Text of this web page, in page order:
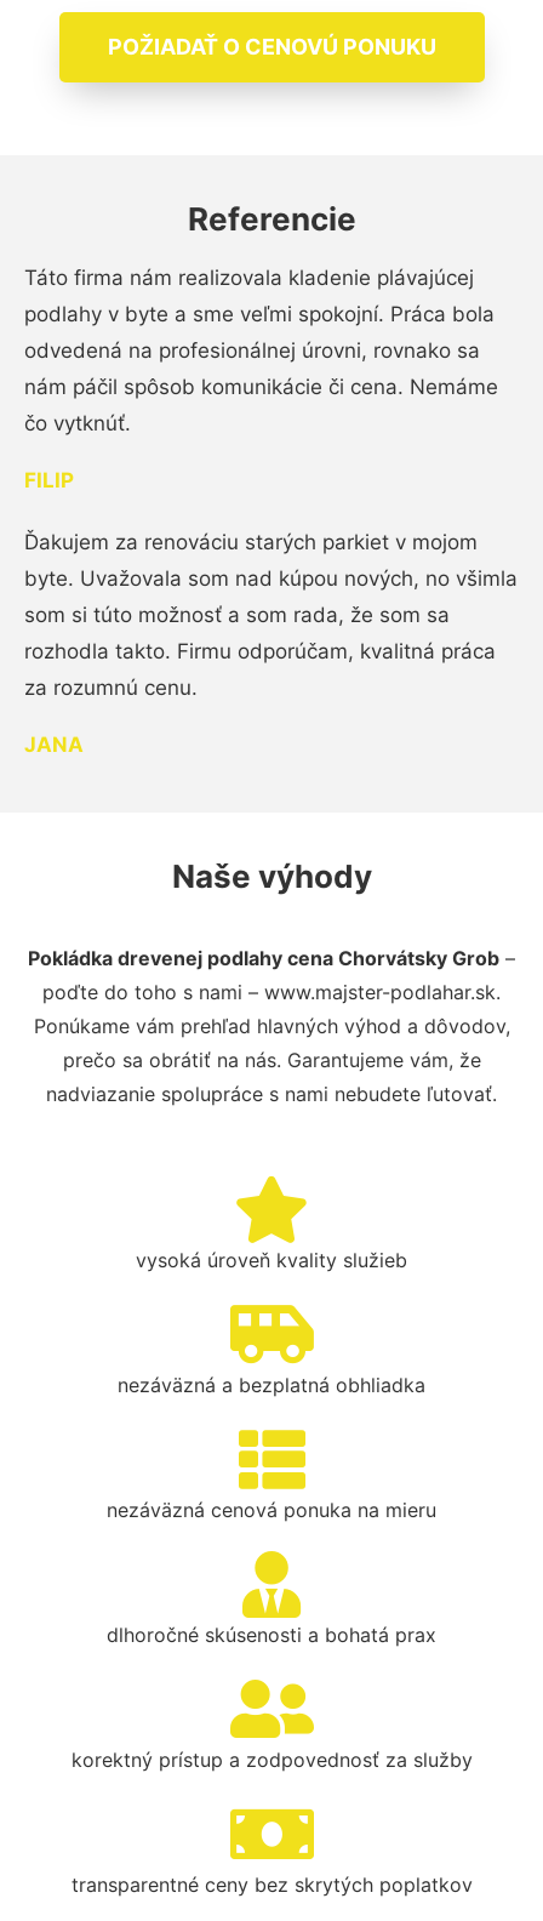
POŽIADAŤ O CENOVÚ PONUKU
Referencie
Táto firma nám realizovala kladenie plávajúcej
podlahy v byte a sme veľmi spokojní. Práca bola
odvedená na profesionálnej úrovni, rovnako sa
nám páčil spôsob komunikácie či cena. Nemáme
čo vytknúť.
FILIP
Ďakujem za renováciu starých parkiet v mojom
byte. Uvažovala som nad kúpou nových, no všimla
som si túto možnosť a som rada, že som sa
rozhodla takto. Firmu odporúčam, kvalitná práca
za rozumnú cenu.
JANA
Naše výhody
Pokládka drevenej podlahy cena Chorvátsky Grob –
poďte do toho s nami – www.majster-podlahar.sk.
Ponúkame vám prehľad hlavných výhod a dôvodov,
prečo sa obrátiť na nás. Garantujeme vám, že
nadviazanie spolupráce s nami nebudete ľutovať.
vysoká úroveň kvality služieb
nezáväzná a bezplatná obhliadka
nezáväzná cenová ponuka na mieru
dlhoročné skúsenosti a bohatá prax
korektný prístup a zodpovednosť za služby
transparentné ceny bez skrytých poplatkov